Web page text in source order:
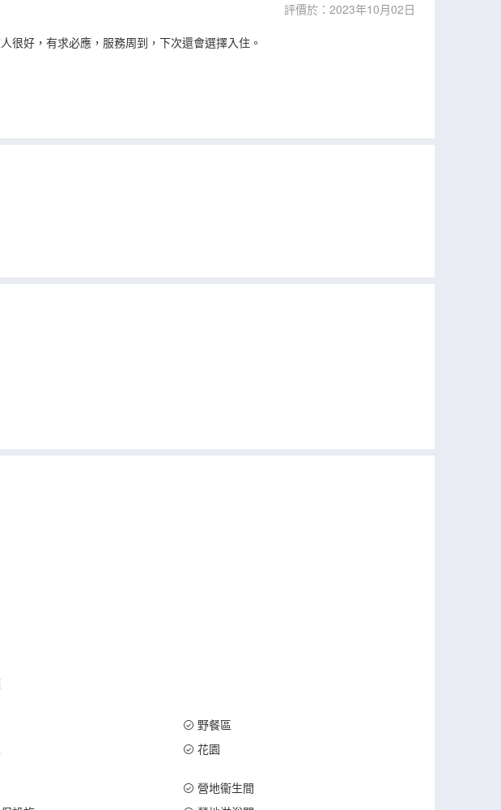
評價於：2023年10月02日
很好，有求必應，服務周到，下次還會選擇入住。
野餐區
花園
營地衞生間